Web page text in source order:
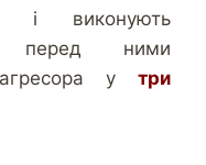
і виконують
перед ними
у три